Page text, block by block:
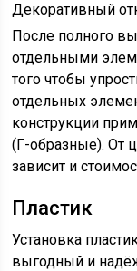
Декоративный
После полного
отдельными
того чтобы
отдельных
конструкции
(Г-образные). От
зависит и
Пластик
Установка
выгодный и